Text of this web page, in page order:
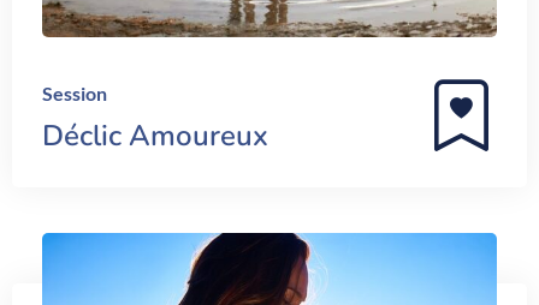
Session
Déclic Amoureux